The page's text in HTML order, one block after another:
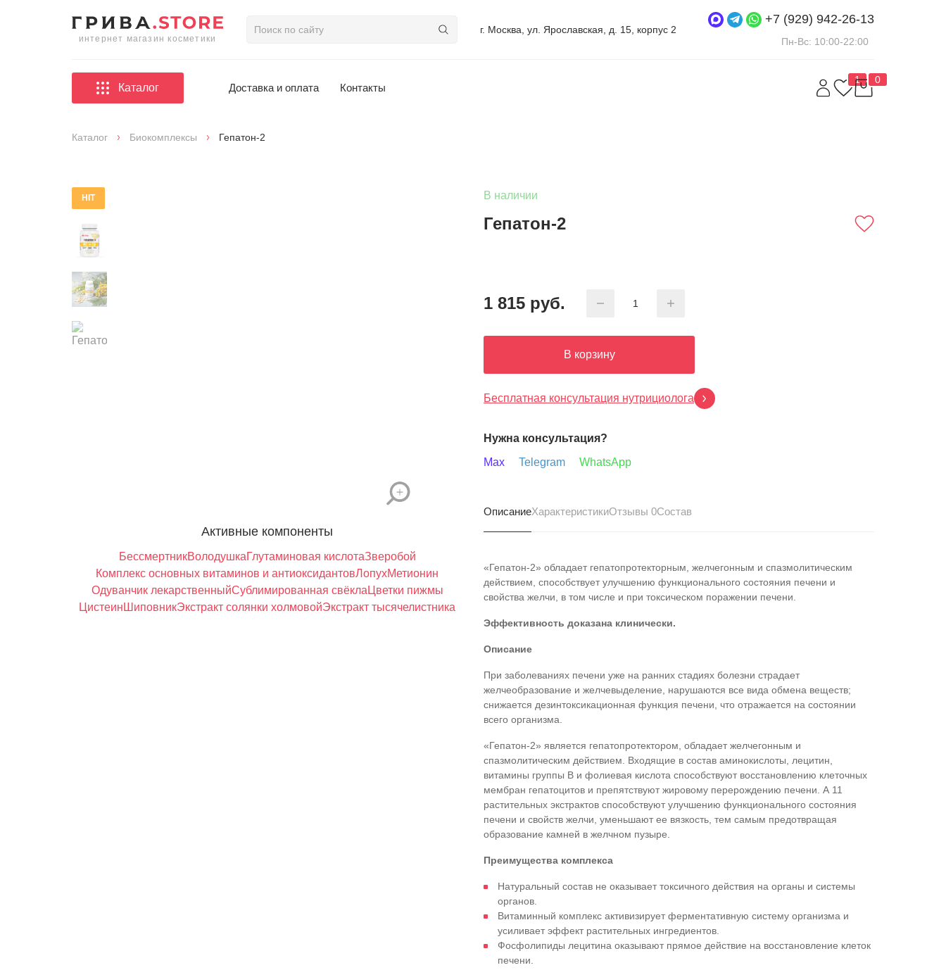
интернет магазин косметики
г. Москва, ул. Ярославская, д. 15, корпус 2
+7 (929) 942-26-13
Пн-Вс: 10:00-22:00
Каталог Доставка и оплата Контакты
1 0
Каталог Биокомплексы Гепатон-2
HIT
Активные компоненты
БессмертникВолодушкаГлутаминовая кислотаЗверобой
Комплекс основных витаминов и антиоксидантовЛопухМетионин
Одуванчик лекарственныйСублимированная свёкла Цветки пижмы
Цистеин ШиповникЭкстракт солянки холмовойЭкстракт тысячелистника
В наличии
Гепатон-2
1 815 руб.
В корзину
Бесплатная консультация нутрициолога
Нужна консультация?
Max
Telegram WhatsApp
ОписаниеХарактеристикиОтзывы 0Состав
«Гепатон-2» обладает гепатопротекторным, желчегонным и спазмолитическим
действием, способствует улучшению функционального состояния печени и
свойства желчи, в том числе и при токсическом поражении печени.
Эффективность доказана клинически.
Описание
При заболеваниях печени уже на ранних стадиях болезни страдает
желчеобразование и желчевыделение, нарушаются все вида обмена веществ;
снижается дезинтоксикационная функция печени, что отражается на состоянии
всего организма.
«Гепатон-2» является гепатопротектором, обладает желчегонным и
спазмолитическим действием. Входящие в состав аминокислоты, лецитин,
витамины группы В и фолиевая кислота способствуют восстановлению клеточных
мембран гепатоцитов и препятствуют жировому перерождению печени. А 11
растительных экстрактов способствуют улучшению функционального состояния
печени и свойств желчи, уменьшают ее вязкость, тем самым предотвращая
образование камней в желчном пузыре.
Преимущества комплекса
Натуральный состав не оказывает токсичного действия на органы и системы
органов.
Витаминный комплекс активизирует ферментативную систему организма и
усиливает эффект растительных ингредиентов.
Фосфолипиды лецитина оказывают прямое действие на восстановление клеток
печени.